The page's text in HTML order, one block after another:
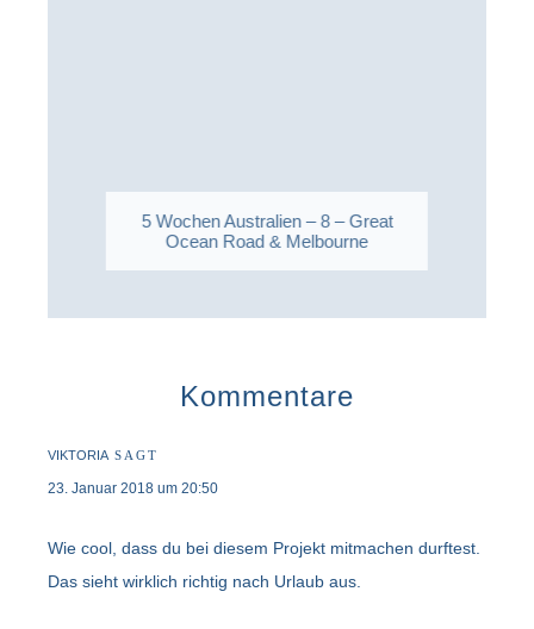
5 Wochen Australien – 8 – Great
Ocean Road & Melbourne
Kommentare
VIKTORIA SAGT
23. Januar 2018 um 20:50
Wie cool, dass du bei diesem Projekt mitmachen durftest.
Das sieht wirklich richtig nach Urlaub aus.